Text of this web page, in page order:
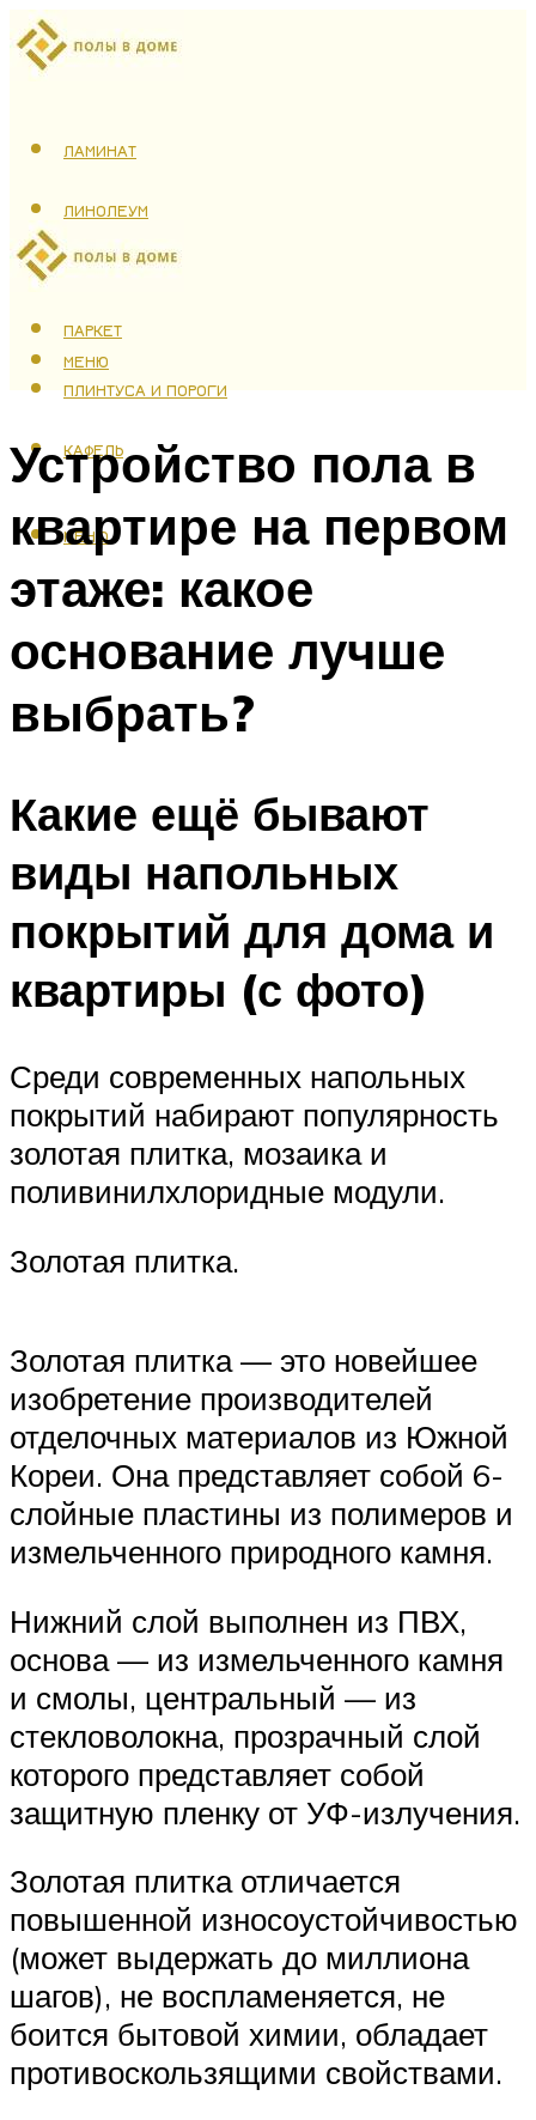
ЛАМИНАТ
ЛИНОЛЕУМ
ТЕПЛЫЙ ПОЛ
ПАРКЕТ
ПЛИНТУСА И ПОРОГИ
КАФЕЛЬ
МЕНЮ
МЕНЮ
Устройство пола в
квартире на первом
этаже: какое
основание лучше
выбрать?
Какие ещё бывают
виды напольных
покрытий для дома и
квартиры (с фото)
Среди современных напольных
покрытий набирают популярность
золотая плитка, мозаика и
поливинилхлоридные модули.
Золотая плитка.
Золотая плитка — это новейшее
изобретение производителей
отделочных материалов из Южной
Кореи. Она представляет собой 6-
слойные пластины из полимеров и
измельченного природного камня.
Нижний слой выполнен из ПВХ,
основа — из измельченного камня
и смолы, центральный — из
стекловолокна, прозрачный слой
которого представляет собой
защитную пленку от УФ-излучения.
Золотая плитка отличается
повышенной износоустойчивостью
(может выдержать до миллиона
шагов), не воспламеняется, не
боится бытовой химии, обладает
противоскользящими свойствами.